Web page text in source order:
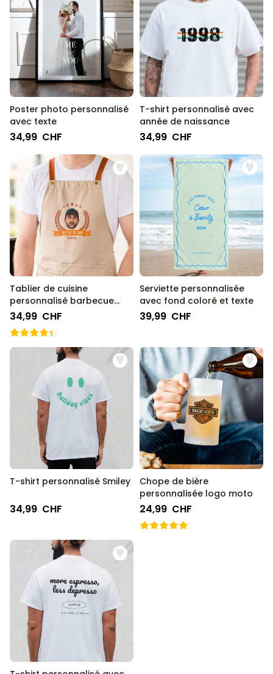
Poster photo personnalisé
avec texte
34,99 CHF
T-shirt personnalisé avec
année de naissance
34,99 CHF
Tablier de cuisine
personnalisé barbecue
avec photo
34,99 CHF
Serviette personnalisée
avec fond coloré et texte
39,99 CHF
T-shirt personnalisé Smiley
34,99 CHF
Chope de bière
personnalisée logo moto
24,99 CHF